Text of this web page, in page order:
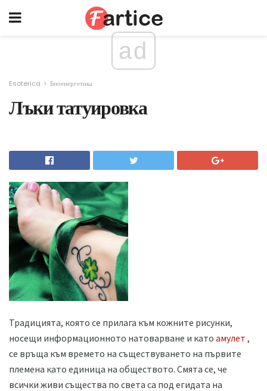
ad
Esoterica Биоенергетика
Лъки татуировка
Традицията, която се прилага към кожните рисунки,
носещи информационното натоварване и като амулет ,
се връща към времето на съществуването на първите
племена като единица на обществото. Смята се, че
всички живи същества по света са под егидата на